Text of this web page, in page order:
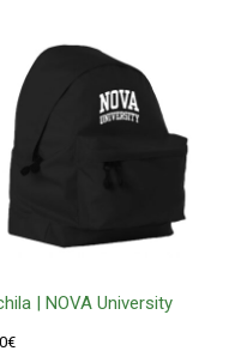
| NOVA University
€